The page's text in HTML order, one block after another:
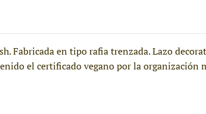
Fabricada en tipo rafia trenzada. Lazo
el certificado vegano por la organización